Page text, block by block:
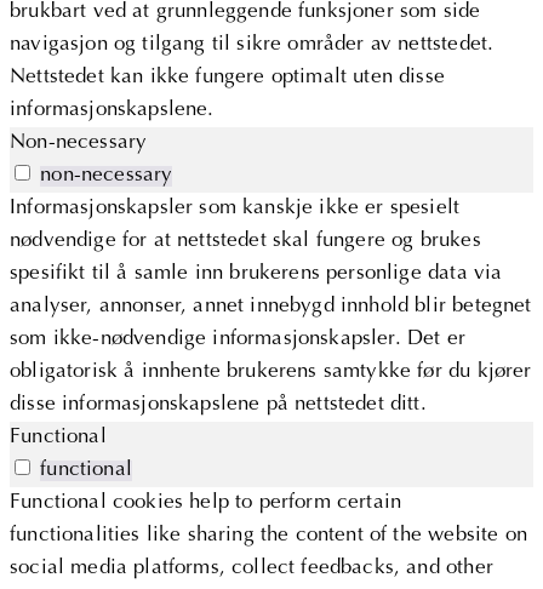
brukbart ved at grunnleggende funksjoner som side
navigasjon og tilgang til sikre områder av nettstedet.
Nettstedet kan ikke fungere optimalt uten disse
informasjonskapslene.
Non-necessary
non-necessary
Informasjonskapsler som kanskje ikke er spesielt
nødvendige for at nettstedet skal fungere og brukes
spesifikt til å samle inn brukerens personlige data via
analyser, annonser, annet innebygd innhold blir betegnet
som ikke-nødvendige informasjonskapsler. Det er
obligatorisk å innhente brukerens samtykke før du kjører
disse informasjonskapslene på nettstedet ditt.
Functional
functional
Functional cookies help to perform certain
functionalities like sharing the content of the website on
social media platforms, collect feedbacks, and other